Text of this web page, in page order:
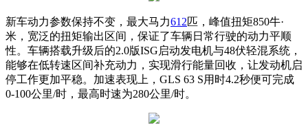
新车动力参数保持不变，最大马力612匹，峰值扭矩850牛·
米，宽泛的扭矩输出区间，保证了车辆日常行驶的动力平顺
性。车辆搭载升级后的2.0版ISG启动发电机与48伏轻混系统，
能够在低转速区间补充动力，实现滑行能量回收，让发动机启
停工作更加平稳。加速表现上，GLS 63 S用时4.2秒便可完成
0-100公里/时，最高时速为280公里/时。